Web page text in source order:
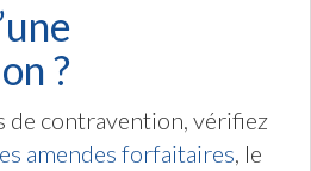
?
de contravention, vérifiez
amendes forfaitaires, le